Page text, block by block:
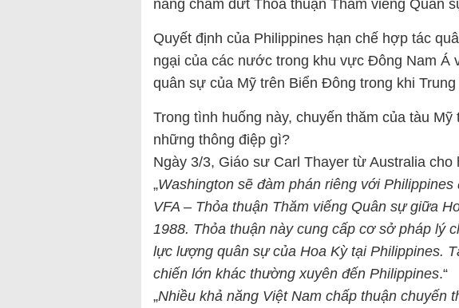
năng chấm dứt Thỏa thuận Thăm viếng Quân
Quyết định của Philippines hạn chế hợp tác
ngại của các nước trong khu vực Đông Nam Á
quân sự của Mỹ trên Biển Đông trong khi
Trong tình huống này, chuyến thăm của tàu
những thông điệp gì?
Ngày 3/3, Giáo sư Carl Thayer từ Australia cho
„Washington sẽ đàm phán riêng với
VFA – Thỏa thuận Thăm viếng Quân sự giữa
1988. Thỏa thuận này cung cấp cơ sở pháp lý
lực lượng quân sự của Hoa Kỳ tại Philippines.
chiến lớn khác thường xuyên đến Philippines.“
„Nhiều khả năng Việt Nam chấp thuận chuyến